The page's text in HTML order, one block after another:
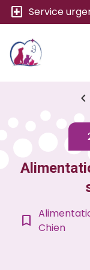
local_hospital Service
chevron_left
bookmark_border Chien